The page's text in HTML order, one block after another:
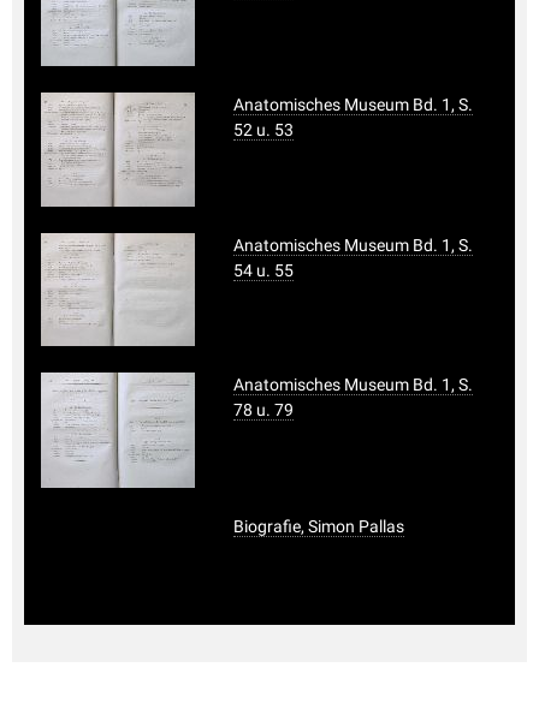
Anatomisches Museum Bd. 1, S.
52 u. 53
Anatomisches Museum Bd. 1, S.
54 u. 55
Anatomisches Museum Bd. 1, S.
78 u. 79
Biografie, Simon Pallas